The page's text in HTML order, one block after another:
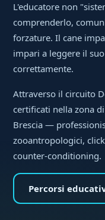
L'educatore non
comprenderlo,
forzature. Il cane
impari a leggere il
correttamente.
Attraverso il circuito
certificati nella zona
Brescia —
zooantropologici,
counter-conditioning.
Percorsi